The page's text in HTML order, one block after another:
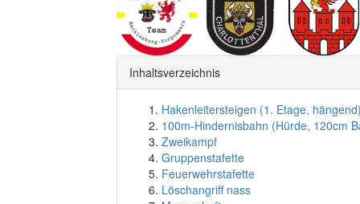
Inhaltsverzeichnis
Hakenleitersteigen (1. Etage,
100m-Hindernisbahn (Hürde, 120cm
Zweikampf
Gruppenstafette
Feuerwehrstafette
Löschangriff nass